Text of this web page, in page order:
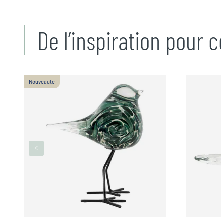
De l’inspiration pour
Nouveauté